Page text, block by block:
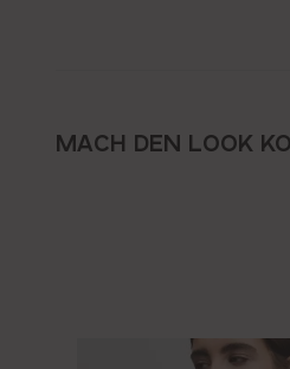
MACH DEN LOOK